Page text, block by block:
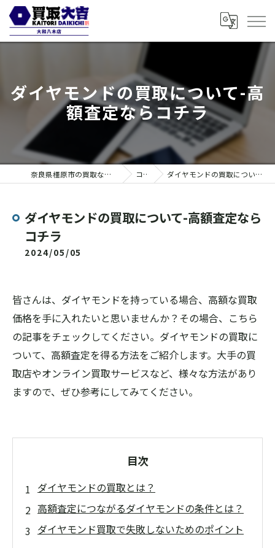
ダイヤモンドの買取について-高
額査定ならコチラ
奈良県橿原市の買取なら買取大吉 大和八木店 コラム ダイヤモンドの買取について-高額査定ならコチラ
ダイヤモンドの買取について-高額査定なら
コチラ
2024/05/05
皆さんは、ダイヤモンドを持っている場合、高額な買取
価格を手に入れたいと思いませんか？その場合、こちら
の記事をチェックしてください。ダイヤモンドの買取に
ついて、高額査定を得る方法をご紹介します。大手の買
取店やオンライン買取サービスなど、様々な方法があり
ますので、ぜひ参考にしてみてください。
目次
ダイヤモンドの買取とは？
高額査定につながるダイヤモンドの条件とは？
ダイヤモンド買取で失敗しないためのポイント